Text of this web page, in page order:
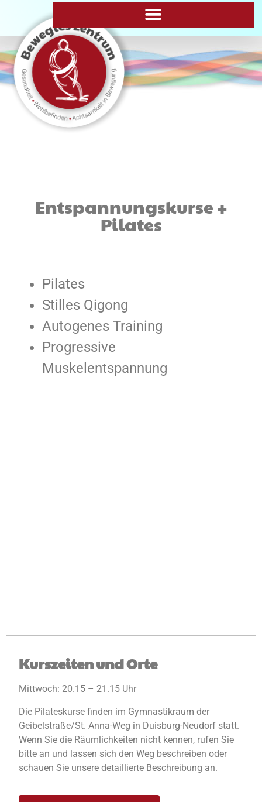
Entspannungskurse +
Pilates
Pilates
Stilles Qigong
Autogenes Training
Progressive
Muskelentspannung
Kurszeiten und Orte
Mittwoch: 20.15 – 21.15 Uhr
Die Pilateskurse finden im Gymnastikraum der
Geibelstraße/St. Anna-Weg in Duisburg-Neudorf statt.
Wenn Sie die Räumlichkeiten nicht kennen, rufen Sie
bitte an und lassen sich den Weg beschreiben oder
schauen Sie unsere detaillierte Beschreibung an.